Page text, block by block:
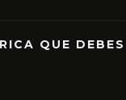
QUE